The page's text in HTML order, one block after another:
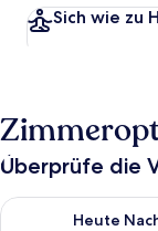
Sich wie zu
Überprüfe die
Heute
Überprüfe die